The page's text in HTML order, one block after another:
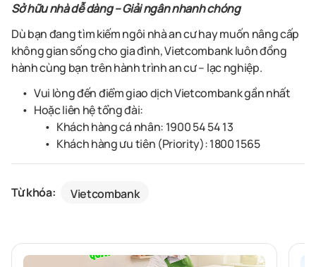
Sở hữu nhà dễ dàng – Giải ngân nhanh chóng
Dù bạn đang tìm kiếm ngôi nhà an cư hay muốn nâng cấp
không gian sống cho gia đình, Vietcombank luôn đồng
hành cùng bạn trên hành trình an cư – lạc nghiệp.
Vui lòng đến điểm giao dịch Vietcombank gần nhất
Hoặc liên hệ tổng đài:
Khách hàng cá nhân: 1900 54 54 13
Khách hàng ưu tiên (Priority): 1800 1565
Từ khóa: Vietcombank